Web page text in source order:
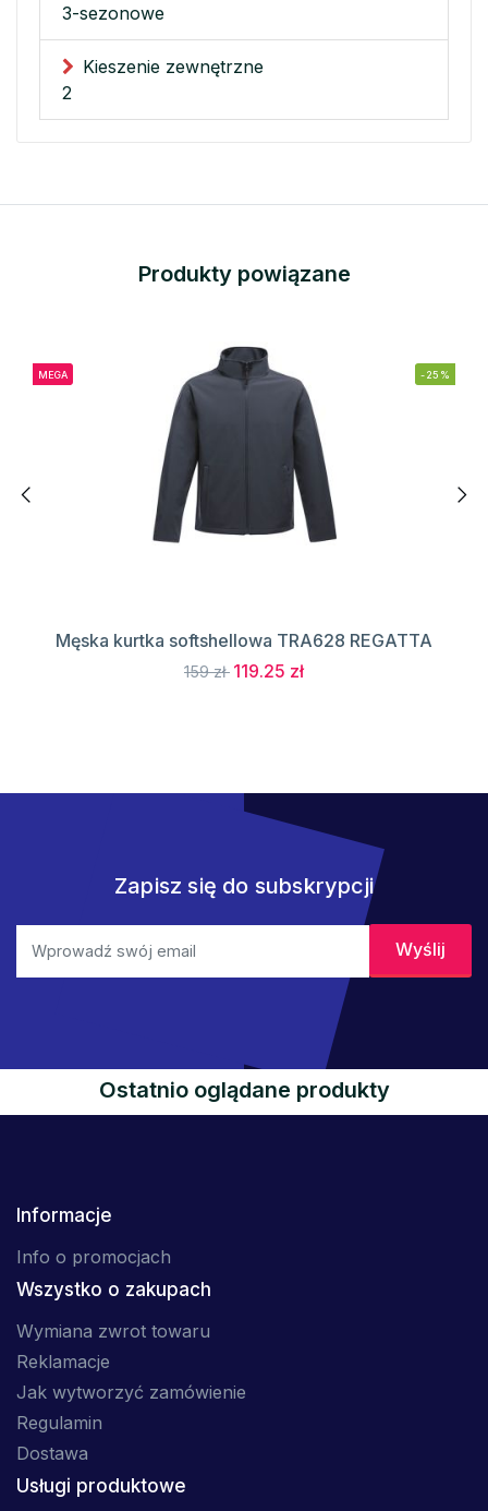
3-sezonowe
Kieszenie zewnętrzne
2
Produkty powiązane
MEGA -25%
Męska kurtka softshellowa TRA628 REGATTA
159 zł 119.25 zł
Zapisz się do subskrypcji
Ostatnio oglądane produkty
Informacje
Info o promocjach
Wszystko o zakupach
Wymiana zwrot towaru
Reklamacje
Jak wytworzyć zamówienie
Regulamin
Dostawa
Usługi produktowe